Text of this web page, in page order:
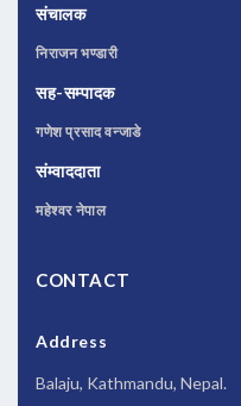
संचालक
निराजन भण्डारी
सह-सम्पादक
गणेश प्रसाद वन्जाडे
संम्वाददाता
महेश्वर नेपाल
CONTACT
Address
Balaju, Kathmandu, Nepal.